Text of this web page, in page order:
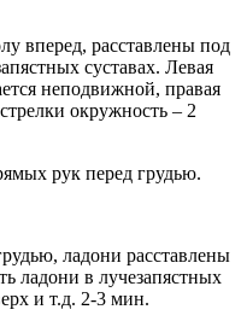
вперед, расставлены под
суставах. Левая
неподвижной, правая
окружность – 2
рук перед грудью.
ладони рас­ставлены
ладони в лучезапястных
и т.д. 2-3 мин.